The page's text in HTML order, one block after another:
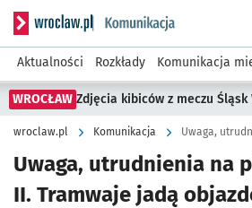
Serwis informacyjny wroclaw.pl
Aktualności Rozkłady Komunikacja
WROCŁAW Zdjęcia kibiców z meczu Śląsk
wroclaw.pl Komunikacja Uwaga,
Uwaga, utrudnienia na
II. Tramwaje jadą